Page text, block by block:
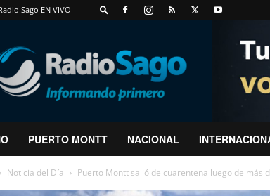
Sago EN VIVO
RadioSago
PUERTO MONTT NACIONAL
Noticia del Día Puerto Montt salió de cuarentena luego de más